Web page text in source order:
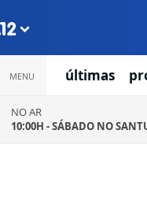
MENU últimas
NO AR
10:00H -SÁBADO NO